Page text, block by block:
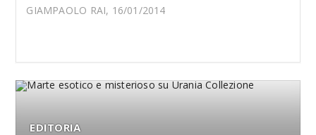
GIAMPAOLO RAI, 16/01/2014
EDITORIA